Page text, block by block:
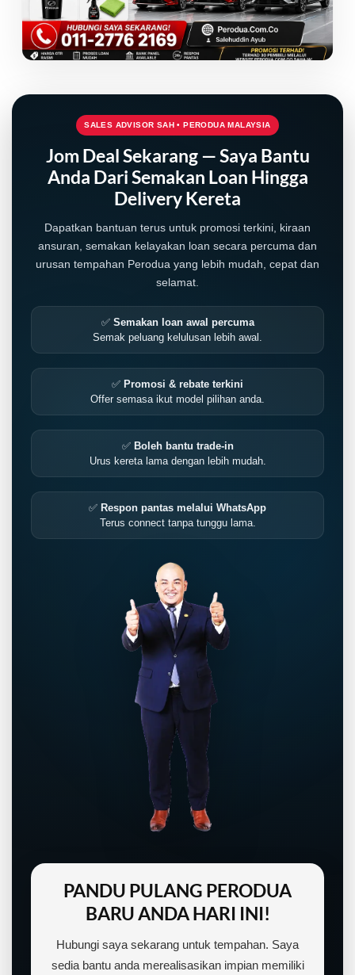
SALES ADVISOR SAH • PERODUA MALAYSIA
Jom Deal Sekarang — Saya Bantu
Anda Dari Semakan Loan Hingga
Delivery Kereta
Dapatkan bantuan terus untuk promosi terkini, kiraan
ansuran, semakan kelayakan loan secara percuma dan
urusan tempahan Perodua yang lebih mudah, cepat dan
selamat.
✅ Semakan loan awal percuma
Semak peluang kelulusan lebih awal.
✅ Promosi & rebate terkini
Offer semasa ikut model pilihan anda.
✅ Boleh bantu trade-in
Urus kereta lama dengan lebih mudah.
✅ Respon pantas melalui WhatsApp
Terus connect tanpa tunggu lama.
PANDU PULANG PERODUA
BARU ANDA HARI INI!
Hubungi saya sekarang untuk tempahan. Saya
sedia bantu anda merealisasikan impian memiliki